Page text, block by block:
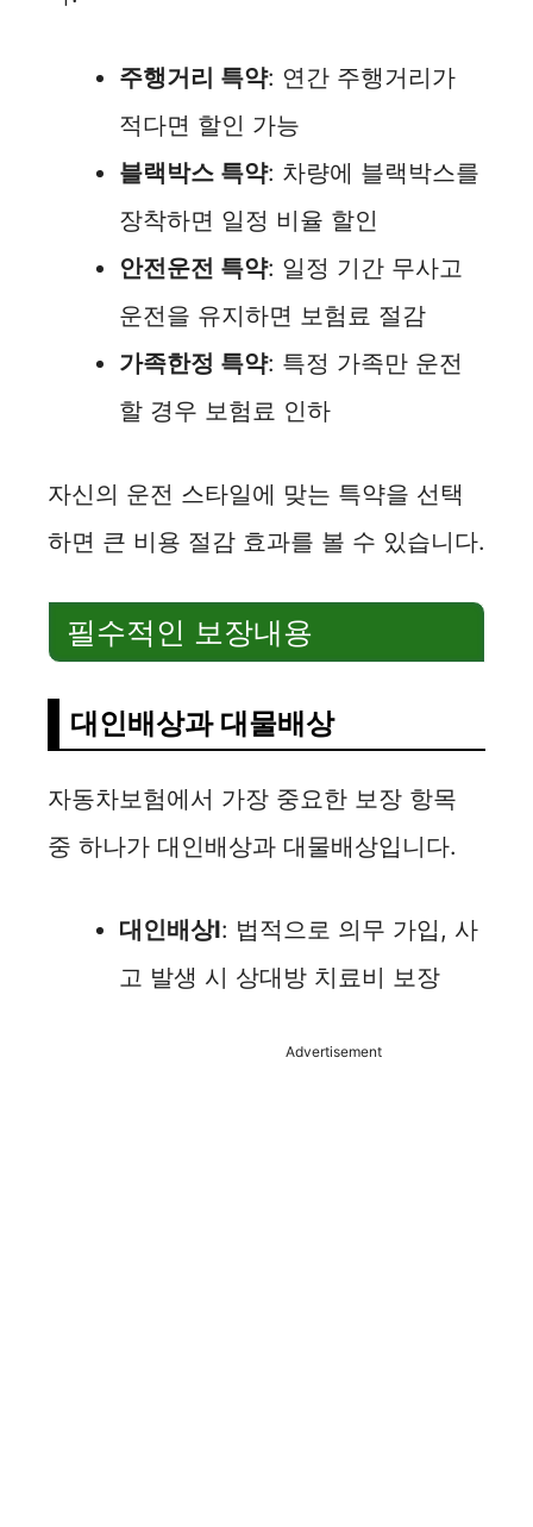
주행거리 특약: 연간 주행거리가
적다면 할인 가능
블랙박스 특약: 차량에 블랙박스를
장착하면 일정 비율 할인
안전운전 특약: 일정 기간 무사고
운전을 유지하면 보험료 절감
가족한정 특약: 특정 가족만 운전
할 경우 보험료 인하
자신의 운전 스타일에 맞는 특약을 선택
하면 큰 비용 절감 효과를 볼 수 있습니다.
필수적인 보장내용
대인배상과 대물배상
자동차보험에서 가장 중요한 보장 항목
중 하나가 대인배상과 대물배상입니다.
대인배상Ⅰ: 법적으로 의무 가입, 사
고 발생 시 상대방 치료비 보장
Advertisement